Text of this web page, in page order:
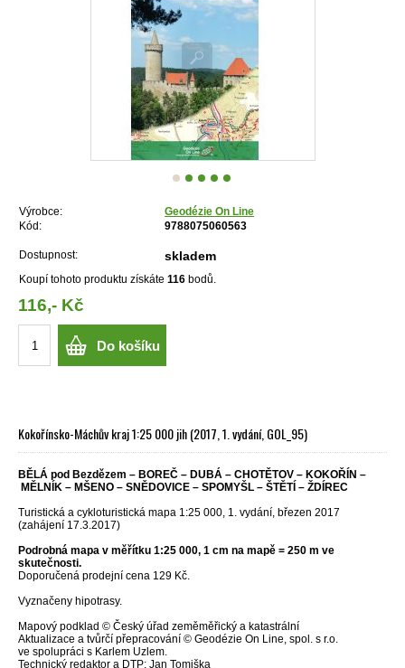
Výrobce:
Geodézie On Line
Kód:
9788075060563
Dostupnost: skladem
Koupí tohoto produktu získáte 116 bodů.
116,- Kč
Do košíku
Kokořínsko-Máchův kraj 1:25 000 jih (2017, 1. vydání, GOL_95)
BĚLÁ pod Bezdězem – BOREČ – DUBÁ – CHOTĚTOV – KOKOŘÍN –
MĚLNÍK – MŠENO – SNĚDOVICE – SPOMYŠL – ŠTĚTÍ – ŽDÍREC
Turistická a cykloturistická mapa 1:25 000, 1. vydání, březen 2017
(zahájení 17.3.2017)
Podrobná mapa v měřítku 1:25 000, 1 cm na mapě = 250 m ve
skutečnosti.
Doporučená prodejní cena 129 Kč.
Vyznačeny hipotrasy.
Mapový podklad © Český úřad zeměměřický a katastrální
Aktualizace a tvůrčí přepracování © Geodézie On Line, spol. s r.o.
ve spolupráci s Karlem Uzlem.
Technický redaktor a DTP: Jan Tomiška